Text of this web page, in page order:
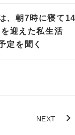
、朝7時に寝て
迎えた私生活
定を聞く
NEXT